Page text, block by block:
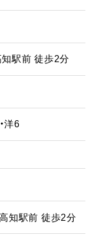
駅前 徒歩2分
洋6
知駅前 徒歩2分